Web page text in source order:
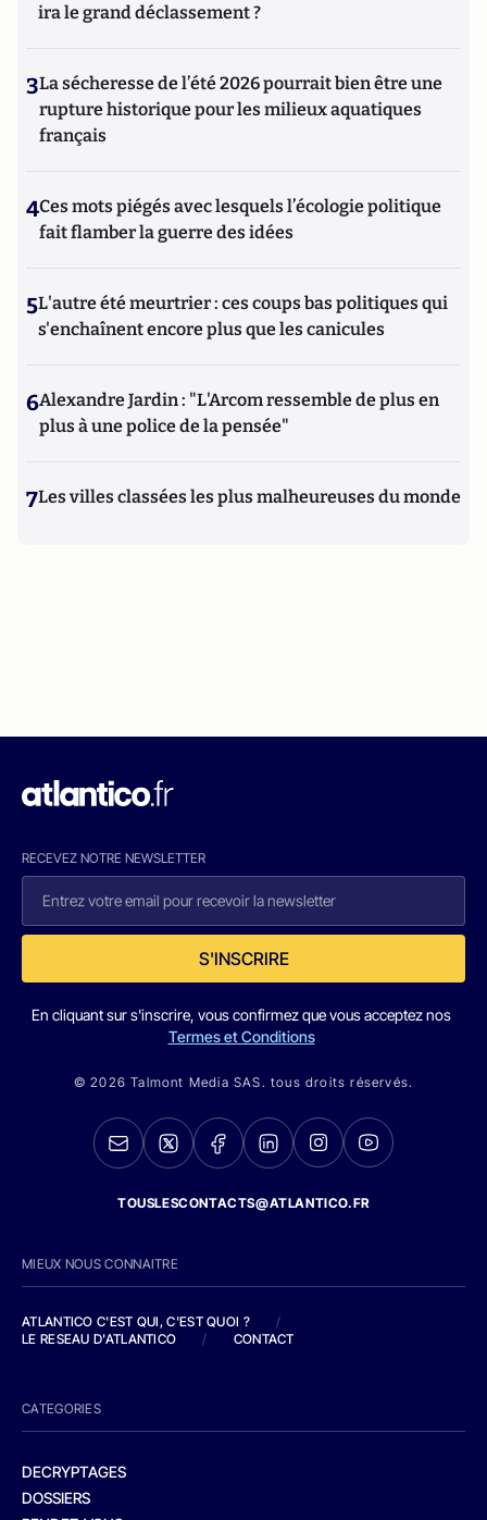
ira le grand déclassement ?
3La sécheresse de l’été 2026 pourrait bien être une
rupture historique pour les milieux aquatiques
français
4Ces mots piégés avec lesquels l’écologie politique
fait flamber la guerre des idées
5L'autre été meurtrier : ces coups bas politiques qui
s'enchaînent encore plus que les canicules
6Alexandre Jardin : "L'Arcom ressemble de plus en
plus à une police de la pensée"
7Les villes classées les plus malheureuses du monde
RECEVEZ NOTRE NEWSLETTER
S'INSCRIRE
En cliquant sur s'inscrire, vous confirmez que vous acceptez nos
Termes et Conditions
© 2026 Talmont Media SAS. tous droits réservés.
TOUSLESCONTACTS@ATLANTICO.FR
MIEUX NOUS CONNAITRE
ATLANTICO C'EST QUI, C'EST QUOI ?
/
LE RESEAU D'ATLANTICO
/ CONTACT
CATEGORIES
DECRYPTAGES
DOSSIERS